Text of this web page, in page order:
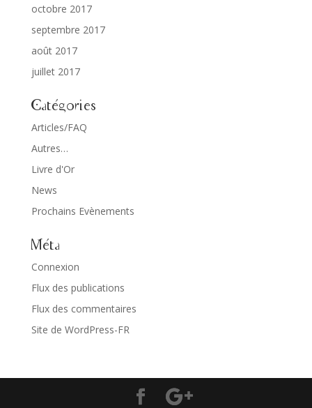
octobre 2017
septembre 2017
août 2017
juillet 2017
Catégories
Articles/FAQ
Autres…
Livre d'Or
News
Prochains Evènements
Méta
Connexion
Flux des publications
Flux des commentaires
Site de WordPress-FR